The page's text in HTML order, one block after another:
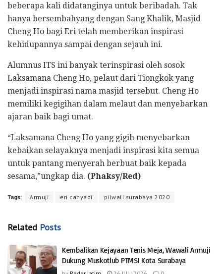
beberapa kali didatanginya untuk beribadah. Tak
hanya bersembahyang dengan Sang Khalik, Masjid
Cheng Ho bagi Eri telah memberikan inspirasi
kehidupannya sampai dengan sejauh ini.
Alumnus ITS ini banyak terinspirasi oleh sosok
Laksamana Cheng Ho, pelaut dari Tiongkok yang
menjadi inspirasi nama masjid tersebut. Cheng Ho
memiliki kegigihan dalam melaut dan menyebarkan
ajaran baik bagi umat.
“Laksamana Cheng Ho yang gigih menyebarkan
kebaikan selayaknya menjadi inspirasi kita semua
untuk pantang menyerah berbuat baik kepada
sesama,”ungkap dia. (Phaksy/Red)
Tags: Armuji eri cahyadi pilwali surabaya 2020
Related Posts
Kembalikan Kejayaan Tenis Meja, Wawali Armuji
Dukung Muskotlub PTMSI Kota Surabaya